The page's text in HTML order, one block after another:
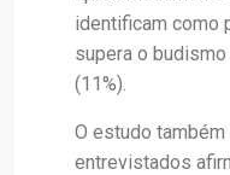
identificam como
supera o
(11%).
O estudo
entrevistados